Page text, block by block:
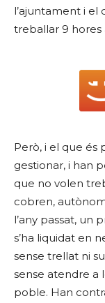
l’ajuntament i el
treballar 9 hores
Però, i el que és
gestionar, i han
que no volen
cobren,
l’any passat, un
s’ha liquidat en
sense trellat ni
sense atendre a
poble. Han